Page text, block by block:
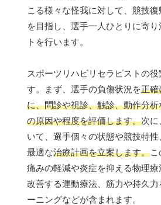
こる様々な怪我に対して、競技
を目指し、選手一人ひとりに寄
トを行います。
スポーツリハビリセラピストの
す。まず、選手の負傷状況を正確
に、問診や視診、触診、動作分
の原因や程度を評価します。次に
いて、選手個々の状態や競技特
最適な治療計画を立案します。こ
痛みの軽減や炎症を抑える物理
改善する運動療法、筋力や持久
ーニングなどが含まれます。